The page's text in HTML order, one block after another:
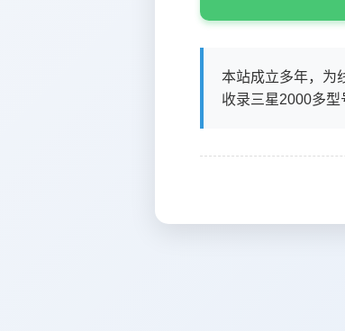
本站成立多年，为
收录三星2000多型